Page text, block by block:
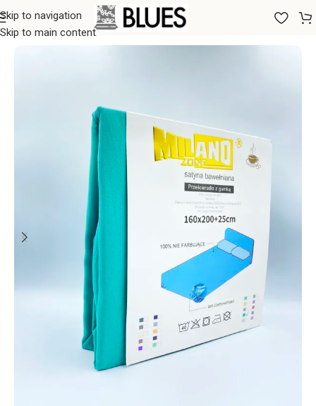
Skip to navigation
Skip to main content
Sākums/Gultas veļa/Palagi/Palagi ar gumiju